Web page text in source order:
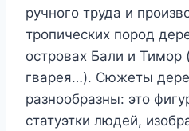
ручного труда и
тропических пород
островах Бали и Тимор
гварея…). Сюжеты
разнообразны: это
статуэтки людей,